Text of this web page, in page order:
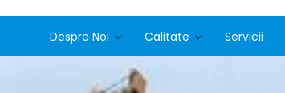
Despre Noi Calitate Servicii